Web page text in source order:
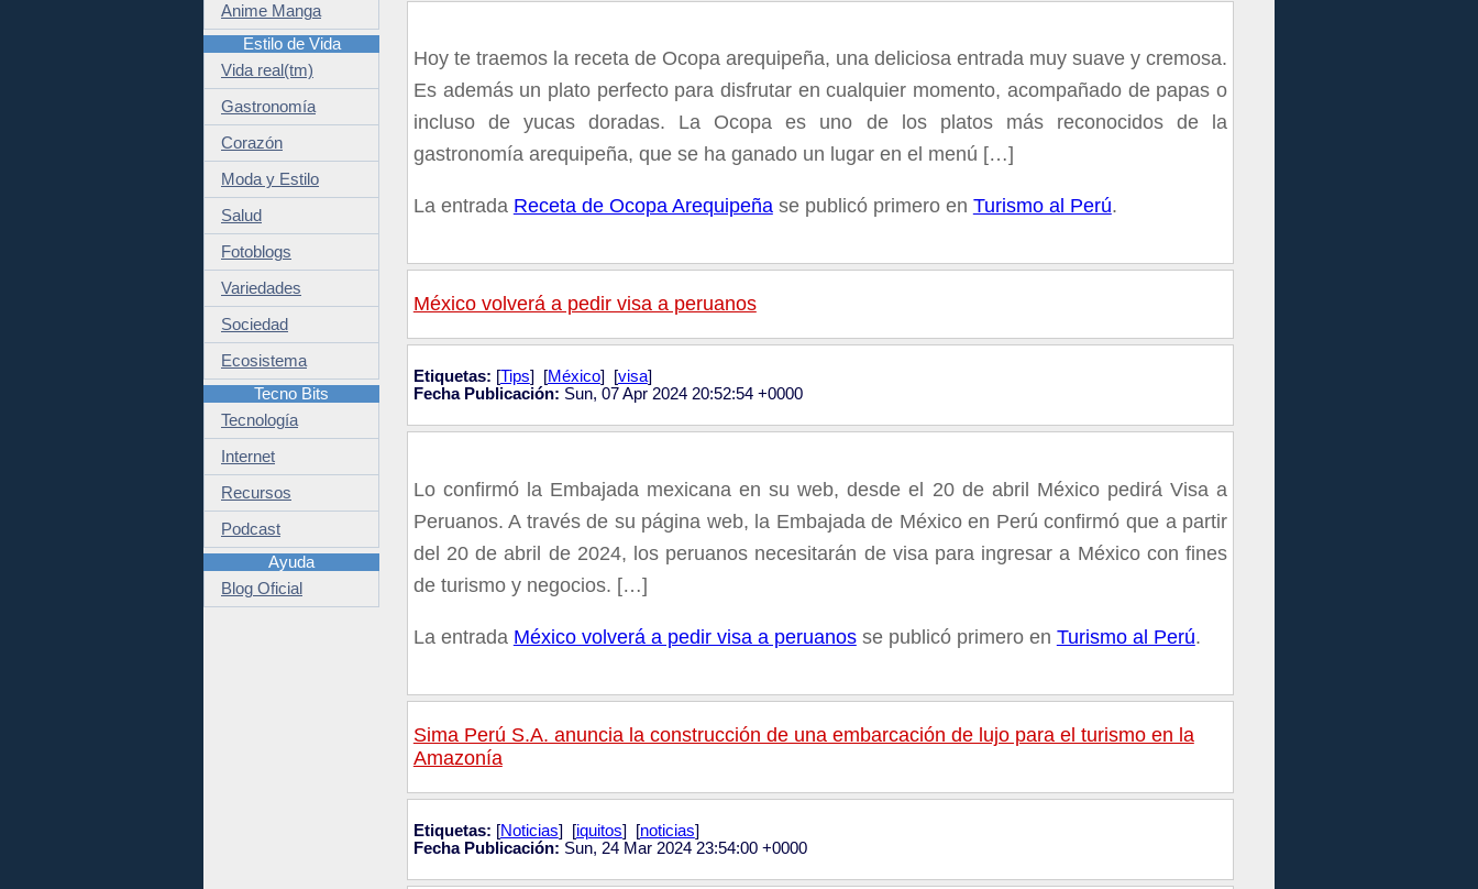
Hoy te traemos la receta de Ocopa arequipeña, una deliciosa entrada muy suave y cremosa.
Es además un plato perfecto para disfrutar en cualquier momento, acompañado de papas o
incluso de yucas doradas. La Ocopa es uno de los platos más reconocidos de la
gastronomía arequipeña, que se ha ganado un lugar en el menú […]
La entrada Receta de Ocopa Arequipeñase publicó primero en Turismo al Perú.
México volverá a pedir visa a peruanos
Etiquetas: [Tips] [México] [visa]
Fecha Publicación: Sun, 07 Apr 2024 20:52:54 +0000
Lo confirmó la Embajada mexicana en su web, desde el 20 de abril México pedirá Visa a
Peruanos. A través de su página web, la Embajada de México en Perú confirmó que a partir
del 20 de abril de 2024, los peruanos necesitarán de visa para ingresar a México con fines
de turismo y negocios. […]
La entrada México volverá a pedir visa a peruanosse publicó primero en Turismo al Perú.
Sima Perú S.A. anuncia la construcción de una embarcación de lujo para el turismo en la
Amazonía
Etiquetas: [Noticias] [iquitos] [noticias]
Fecha Publicación: Sun, 24 Mar 2024 23:54:00 +0000
Anime Manga
Estilo de Vida
Vida real(tm)
Gastronomía
Corazón
Moda y Estilo
Salud
Fotoblogs
Variedades
Sociedad
Ecosistema
Tecno Bits
Tecnología
Internet
Recursos
Podcast
Ayuda
Blog Oficial